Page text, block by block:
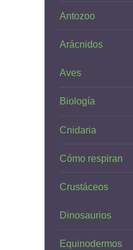
Antozoo
Arácnidos
Aves
Biología
Cnidaria
Cómo respiran
Crustáceos
Dinosaurios
Equinodermos